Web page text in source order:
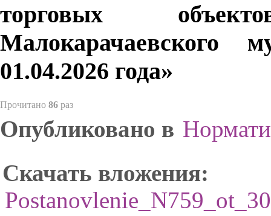
торговых
Малокарачаевского
01.04.2026 года»
Прочитано 86 раз
Опубликовано в
Скачать вложения: